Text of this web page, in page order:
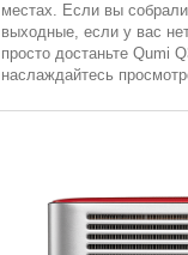
местах. Если вы
выходные, если у вас
просто достаньте Qumi
наслаждайтесь